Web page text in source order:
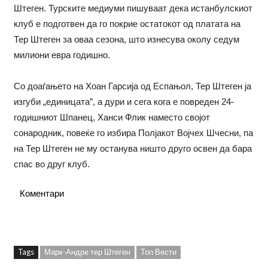
Штеген. Турските медиуми пишуваат дека истанбулскиот
клуб е подготвен да го покрие остатокот од платата на
Тер Штеген за оваа сезона, што изнесува околу седум
милиони евра годишно.
Со доаѓањето на Хоан Гарсиjа од Еспањол, Тер Штеген ја
изгуби „единицата”, а дури и сега кога е повреден 24-
годишниот Шпанец, Ханси Флик наместо својот
сонародник, повеќе го избира Полјакот Војчех Шчесни, па
на Тер Штеген не му останува ништо друго освен да бара
спас во друг клуб.
Коментари
Tags Марк-Андре тер Штеген Топ Вести